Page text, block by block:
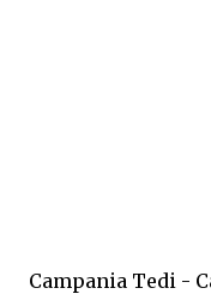
Campania Tedi -